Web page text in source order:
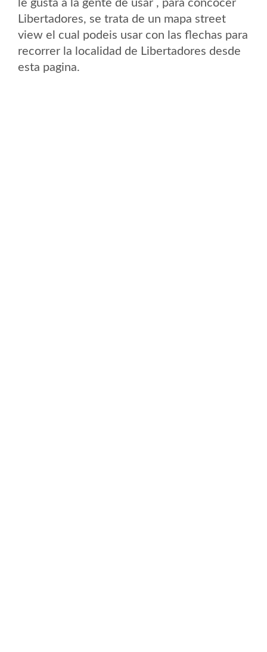
le gusta a la gente de usar , para concocer
Libertadores, se trata de un mapa street
view el cual podeis usar con las flechas para
recorrer la localidad de Libertadores desde
esta pagina.